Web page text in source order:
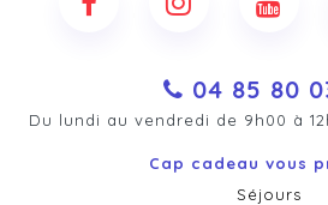
04 85 80
Du lundi au vendredi de 9h00 à
Cap cadeau vous
Séjours